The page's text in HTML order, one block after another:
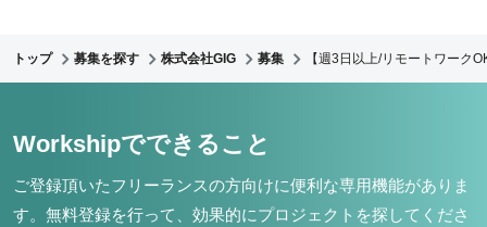
トップ 募集を探す 株式会社GIG 募集 【週3日以上/リモートワーク
Workshipでできること
ご登録頂いたフリーランスの方向けに便利な専用機能がありま
す。 無料登録を行って、効果的にプロジェクトを探してくださ